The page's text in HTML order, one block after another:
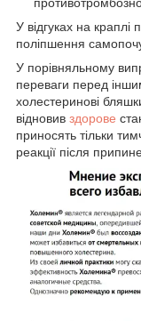
У відгуках на краплі
поліпшення
У порівняльному
переваги перед
холестеринові
відновив здорове
приносять тільки
реакції після